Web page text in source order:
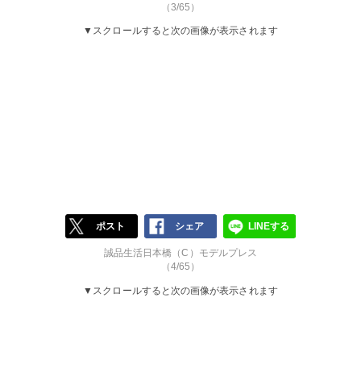
（3/65）
▼スクロールすると次の画像が表示されます
ポスト シェア LINEする
誠品生活日本橋（C）モデルプレス
（4/65）
▼スクロールすると次の画像が表示されます